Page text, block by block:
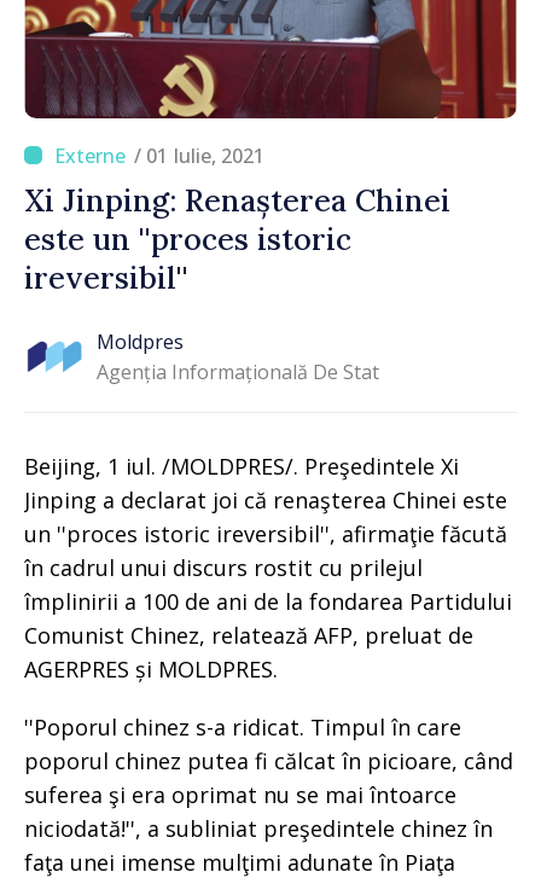
/ 01 Iulie, 2021
Xi Jinping: Renașterea Chinei
este un ''proces istoric
ireversibil''
Moldpres
Agenția Informațională De Stat
Beijing, 1 iul. /MOLDPRES/. Preşedintele Xi
Jinping a declarat joi că renaşterea Chinei este
un ''proces istoric ireversibil'', afirmaţie făcută
în cadrul unui discurs rostit cu prilejul
împlinirii a 100 de ani de la fondarea Partidului
Comunist Chinez, relatează AFP, preluat de
AGERPRES și MOLDPRES.
''Poporul chinez s-a ridicat. Timpul în care
poporul chinez putea fi călcat în picioare, când
suferea şi era oprimat nu se mai întoarce
niciodată!'', a subliniat preşedintele chinez în
faţa unei imense mulţimi adunate în Piaţa